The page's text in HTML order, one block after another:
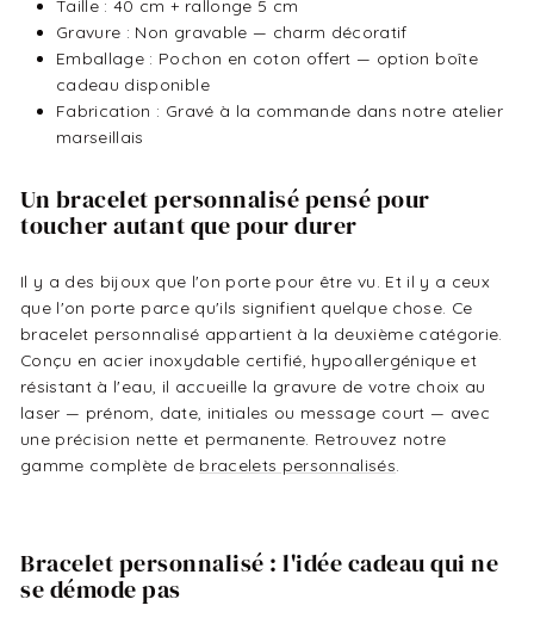
Taille : 40 cm + rallonge 5 cm
Gravure : Non gravable — charm décoratif
Emballage : Pochon en coton offert — option boîte
cadeau disponible
Fabrication : Gravé à la commande dans notre atelier
marseillais
Un bracelet personnalisé pensé pour
toucher autant que pour durer
Il y a des bijoux que l'on porte pour être vu. Et il y a ceux
que l'on porte parce qu'ils signifient quelque chose. Ce
bracelet personnalisé appartient à la deuxième catégorie.
Conçu en acier inoxydable certifié, hypoallergénique et
résistant à l'eau, il accueille la gravure de votre choix au
laser — prénom, date, initiales ou message court — avec
une précision nette et permanente. Retrouvez notre
gamme complète de bracelets personnalisés
Bracelet personnalisé : l'idée cadeau qui ne
se démode pas